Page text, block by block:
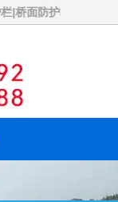
栏厂家价格优惠，欢